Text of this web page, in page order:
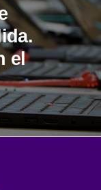
el